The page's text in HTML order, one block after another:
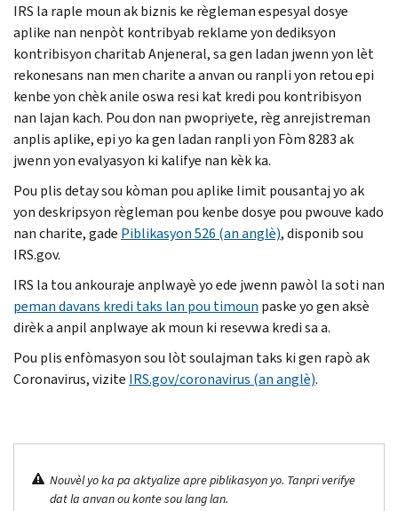
IRS la raple moun ak biznis ke règleman espesyal dosye
aplike nan nenpòt kontribyab reklame yon dediksyon
kontribisyon charitab Anjeneral, sa gen ladan jwenn yon lèt
rekonesans nan men charite a anvan ou ranpli yon retou epi
kenbe yon chèk anile oswa resi kat kredi pou kontribisyon
nan lajan kach. Pou don nan pwopriyete, règ anrejistreman
anplis aplike, epi yo ka gen ladan ranpli yon Fòm 8283 ak
jwenn yon evalyasyon ki kalifye nan kèk ka.
Pou plis detay sou kòman pou aplike limit pousantaj yo ak
yon deskripsyon règleman pou kenbe dosye pou pwouve kado
nan charite, gade Piblikasyon 526 (an anglè), disponib sou
IRS.gov.
IRS la tou ankouraje anplwayè yo ede jwenn pawòl la soti nan
peman davans kredi taks lan pou timoun paske yo gen aksè
dirèk a anpil anplwaye ak moun ki resevwa kredi sa a.
Pou plis enfòmasyon sou lòt soulajman taks ki gen rapò ak
Coronavirus, vizite IRS.gov/coronavirus (an anglè).
Nouvèl yo ka pa aktyalize apre piblikasyon yo. Tanpri verifye
dat la anvan ou konte sou lang lan.